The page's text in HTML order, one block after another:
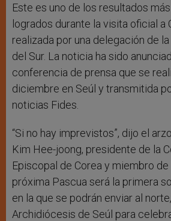
Este es uno de los resultados
logrados durante la visita oficial a
realizada por una delegación de
del Sur. La noticia ha sido
conferencia de prensa que se
diciembre en Seúl y transmitida
noticias Fides.
“Si no hay imprevistos”, dijo el
Kim Hee-joong, presidente de la
Episcopal de Corea y miembro de
próxima Pascua será la primera
en la que se podrán enviar al
Archidiócesis de Seúl para